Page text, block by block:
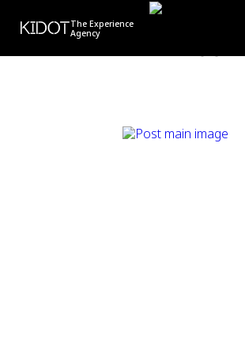
KIDOTThe Experience
Agency